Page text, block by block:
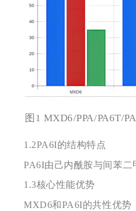
图1 MXD6/PPA/PA6T/
1.2PA6I的结构特点
PA6I由己内酰胺与间苯二
1.3核心性能优势
MXD6和PA6I的共性优势